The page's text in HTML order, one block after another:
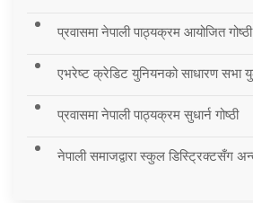
प्रवासमा नेपाली पाठ्यक्रम आयोजित
एभरेष्ट क्रेडिट युनियनको साधारण सभा
प्रवासमा नेपाली पाठ्यक्रम सुधार्न गोष्ठी
नेपाली समाजद्वारा स्कुल डिस्ट्रिक्टसँग